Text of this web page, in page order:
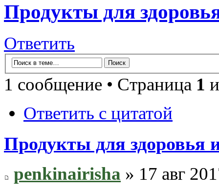
Продукты для
Ответить
1 сообщение • Страница 1
Ответить с цитатой
Продукты для здоровья
penkinairisha » 17 авг